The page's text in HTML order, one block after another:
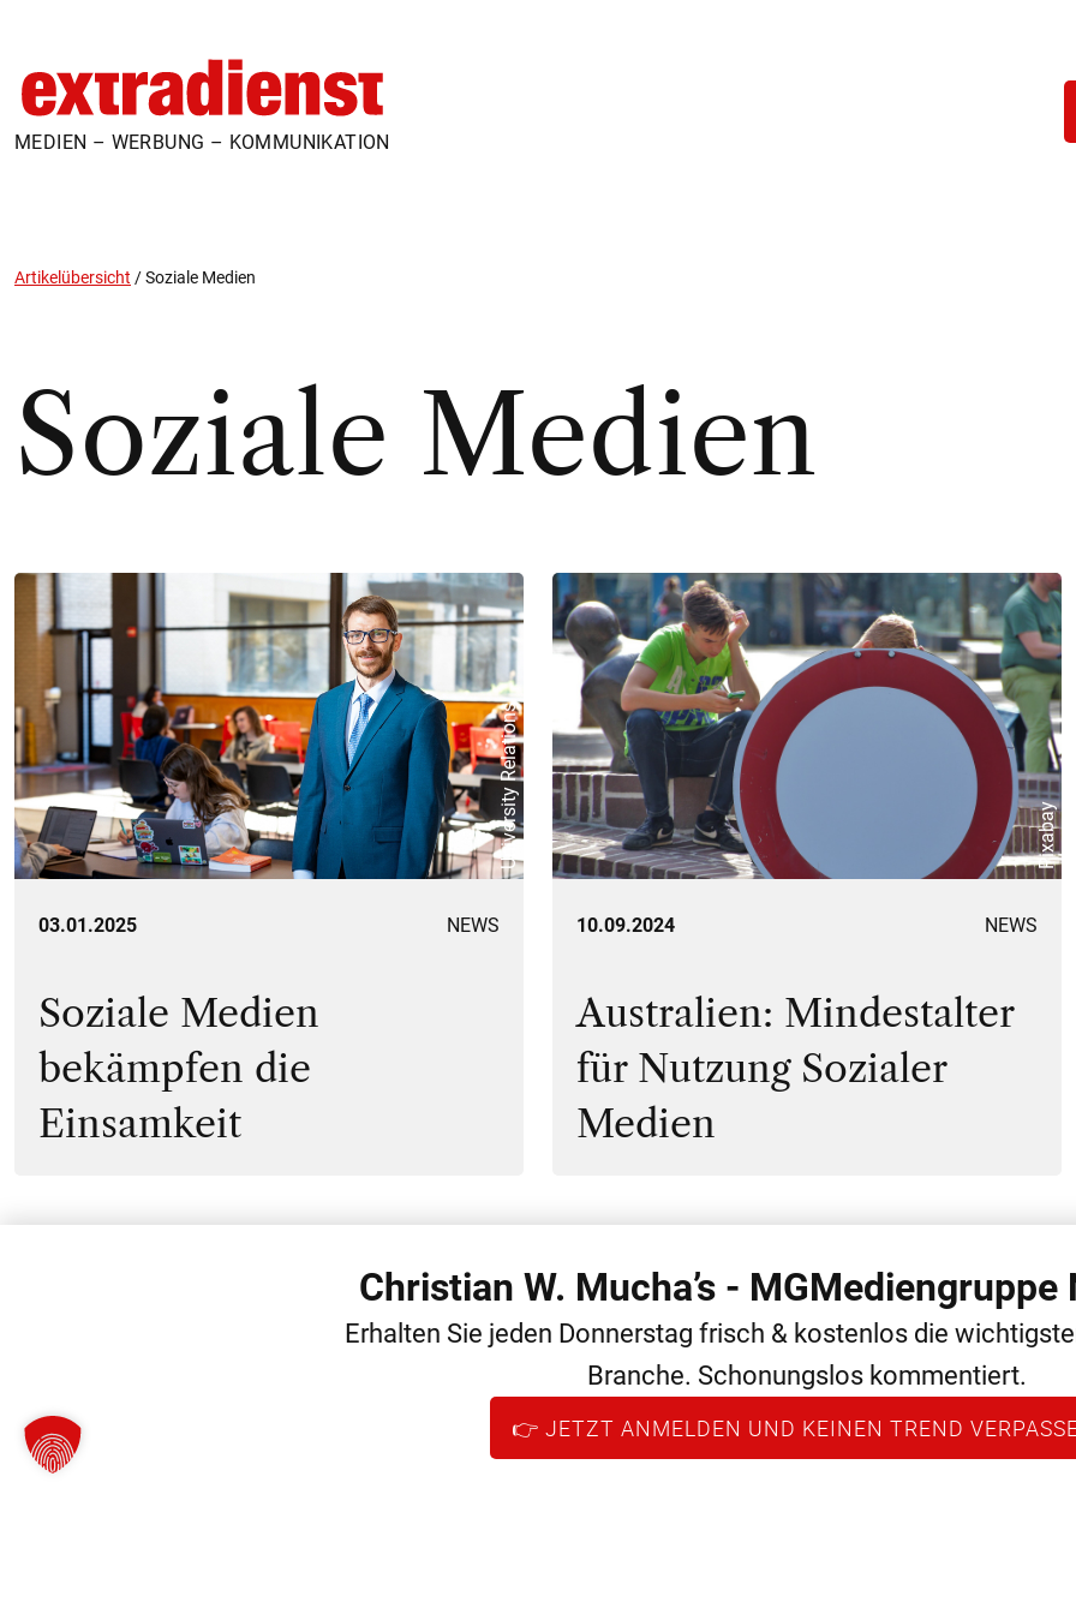
MEDIEN – WERBUNG – KOMMUNIKATION
Artikelübersicht /Soziale Medien
Soziale Medien
University Relations
03.01.2025 NEWS
Soziale Medien
bekämpfen die
Einsamkeit
Pixabay
10.09.2024 NEWS
Australien: Mindestalter
für Nutzung Sozialer
Medien
WEITERE THEMEN ALLGEMEIN MEDIEN NEWS
Christian W. Mucha’s -
Erhalten Sie jeden Donnerstag frisch & kostenlos die
Branche. Schonungslos kommentiert.
👉 JETZT ANMELDEN UND KEINEN TREND